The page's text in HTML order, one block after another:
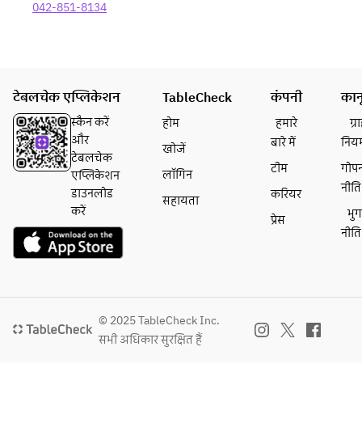
042-851-8134
टेबलचेक एप्लिकेशन
स्कैन करें
और
टेबलचेक
एप्लिकेशन
डाउनलोड
करें
TableCheck
होम
खोजें
लॉगिन
सहायता
कंपनी
हमारे
बारे में
टीम
करियर
प्रेस
नीति
नीति
© 2025 TableCheck Inc.
सभी अधिकार सुरक्षित हैं